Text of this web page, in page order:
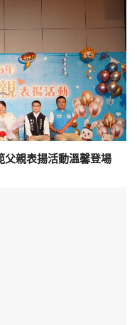
親表揚活動溫馨登場